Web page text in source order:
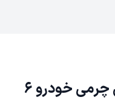
تولید کننده انواع کفپوش چرمی خودرو 6